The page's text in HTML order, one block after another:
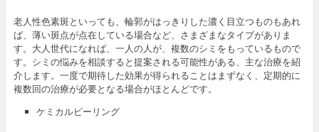
老人性色素斑といっても、輪郭がはっきりした濃く目立つものもあれ
ば、薄い斑点が点在している場合など、さまざまなタイプがありま
す。大人世代になれば、一人の人が、複数のシミをもっているもので
す。シミの悩みを相談すると提案される可能性がある、主な治療を紹
介します。一度で期待した効果が得られることはまずなく、定期的に
複数回の治療が必要となる場合がほとんどです。
ケミカルピーリング